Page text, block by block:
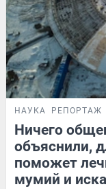
НАУКА РЕПОРТАЖ
Ничего
объяснили,
поможет
мумий и